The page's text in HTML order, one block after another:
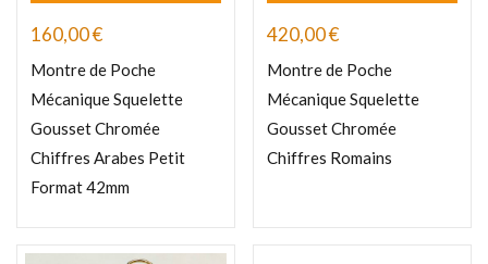
160,00€
Montre de Poche
Mécanique Squelette
Gousset Chromée
Chiffres Arabes Petit
Format 42mm
420,00€
Montre de Poche
Mécanique Squelette
Gousset Chromée
Chiffres Romains